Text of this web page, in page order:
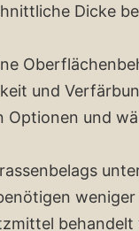
Dicke
und
Optionen und
behandelt